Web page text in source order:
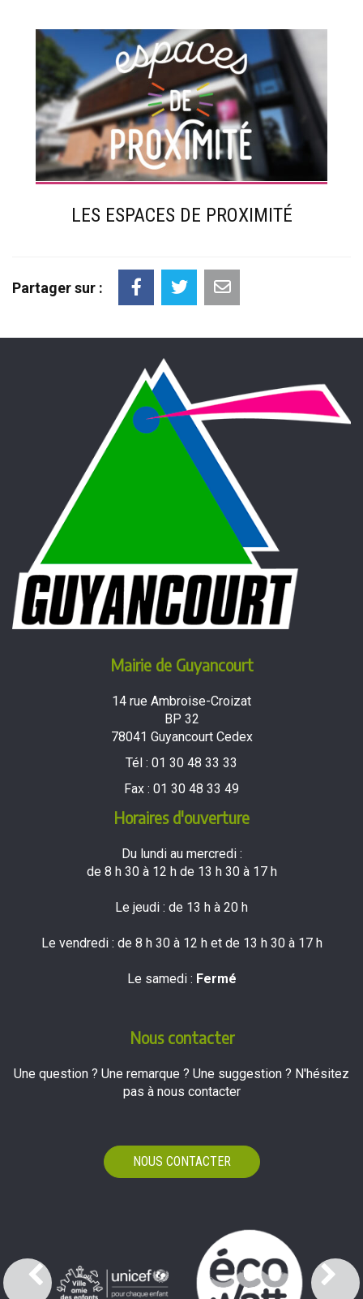
LES ESPACES DE PROXIMITÉ
Partager sur :
Mairie de Guyancourt
14 rue Ambroise-Croizat
BP 32
78041 Guyancourt Cedex
Tél : 01 30 48 33 33
Fax : 01 30 48 33 49
Horaires d'ouverture
Du lundi au mercredi :
de 8 h 30 à 12 h de 13 h 30 à 17 h
Le jeudi : de 13 h à 20 h
Le vendredi : de 8 h 30 à 12 h et de 13 h 30 à 17 h
Le samedi : Fermé
Nous contacter
Une question ? Une remarque ? Une suggestion ? N'hésitez
pas à nous contacter
NOUS CONTACTER